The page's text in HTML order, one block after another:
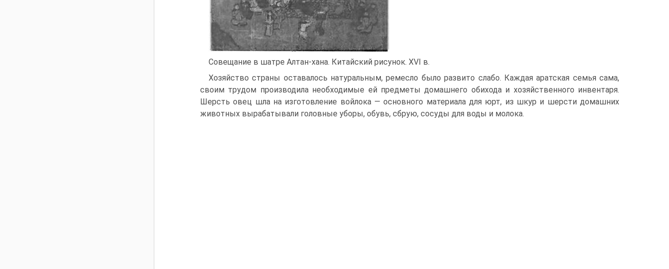
Совещание в шатре Алтан-хана. Китайский рисунок. XVI в.
Хозяйство страны оставалось натуральным, ре­месло было развито слабо. Каждая аратская семья сама,
своим трудом производила необходимые ей предметы домашнего обихода и хозяйственного ин­вентаря.
Шерсть овец шла на изготовление войлока — основного материала для юрт, из шкур и шерсти домашних
животных вырабатывали головные уборы, обувь, сбрую, сосуды для воды и молока.